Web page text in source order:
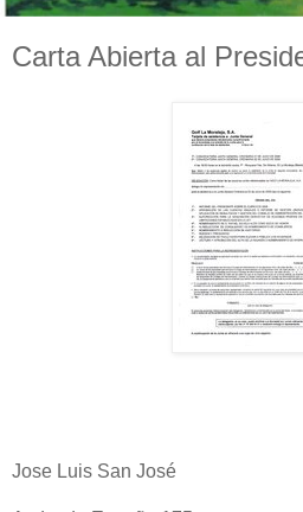
Carta Abierta al
Jose Luis San José